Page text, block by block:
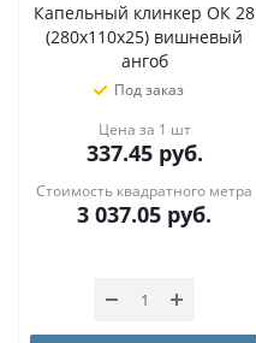
Капельный клинкер ОК 28
(280х110х25) вишневый
ангоб
Под заказ
Цена за 1 шт
337.45руб.
Стоимость квадратного метра
3 037.05 руб.